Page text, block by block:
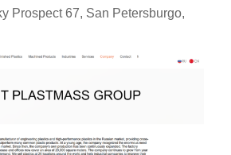
Prospect 67, San Petersburgo,